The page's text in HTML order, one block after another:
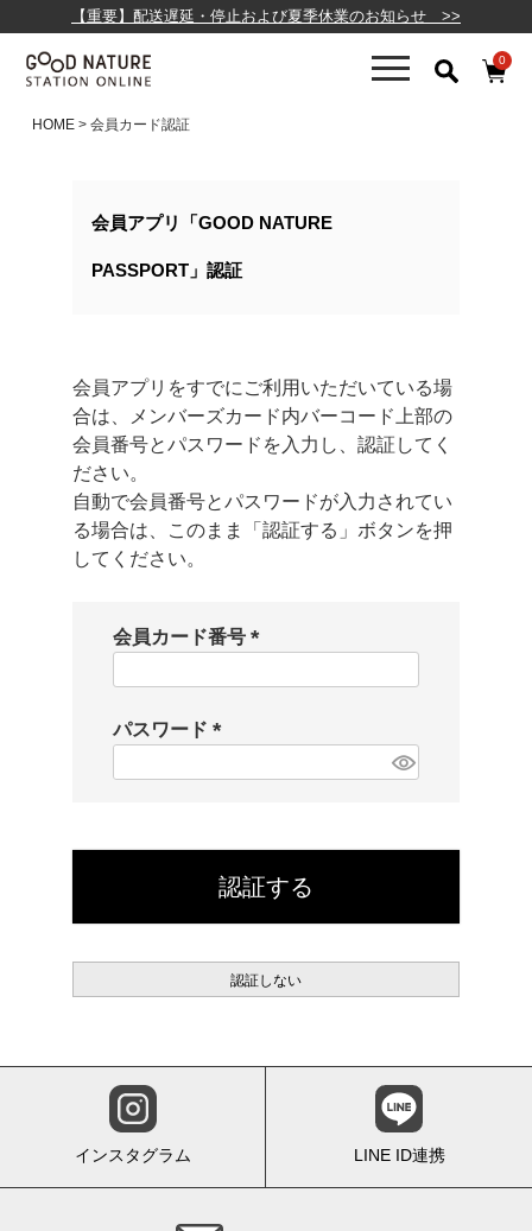
【重要】配送遅延・停止および夏季休業のお知らせ >>
0
HOME 会員カード認証
会員アプリ「GOOD NATURE
PASSPORT」認証
会員アプリをすでにご利用いただいている場
合は、メンバーズカード内バーコード上部の
会員番号とパスワードを入力し、認証してく
ださい。
自動で会員番号とパスワードが入力されてい
る場合は、このまま「認証する」ボタンを押
してください。
会員カード番号
)
パスワード
)
認証する
認証しない
インスタグラム LINE ID連携